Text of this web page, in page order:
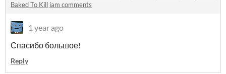
Baked To Kill jam comments
1 year ago
Спасибо большое!
Reply